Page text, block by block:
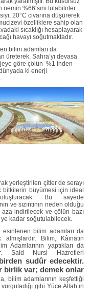
%66‘sını tutabilirler.
20°C civarına düşürerek
özelliklere sahip olan
sıcaklığı hesaplayarak
havayı soğutmaktadır.
bilim adamları da
üreterek, Sahra’yı devasa
göre çölün %1 inden
ki enerji
yerleştirilen çitler de serayı
bitkilerin büyümesi için ideal
oluşturacak. Bu sayede
ve sızıntının neden olduğu
aza indirilecek ve çölün bazı
ye kadar soğutulabilecek.
esinlenen bilim adamları da
Bilim, Kâinatın
Adamlarının yaptıkları da
Said Nursi Hazretleri
sudûr edecektir.
birlik var; demek onlar
bilim adamlarının keşfettiği
gibi Yüce Allah’ın